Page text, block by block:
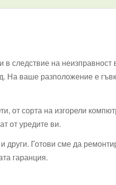
следствие на неизправност
На ваше разположение е
от сорта на изгорели
от уредите ви.
други. Готови сме да
гаранция.